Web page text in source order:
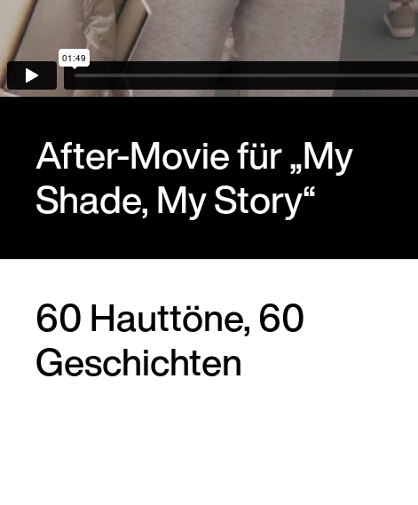
After-Movie für „My
Shade, My Story“
60 Hauttöne, 60
Geschichten